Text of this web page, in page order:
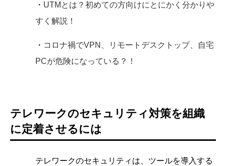
・ UTMとは？初めての方向けにとにかく分かりや
すく解説！
・ コロナ禍でVPN、リモートデスクトップ、自宅
PCが危険になっている？！
テレワークのセキュリティ対策を組織
に定着させるには
テレワークのセキュリティは、ツールを導入する